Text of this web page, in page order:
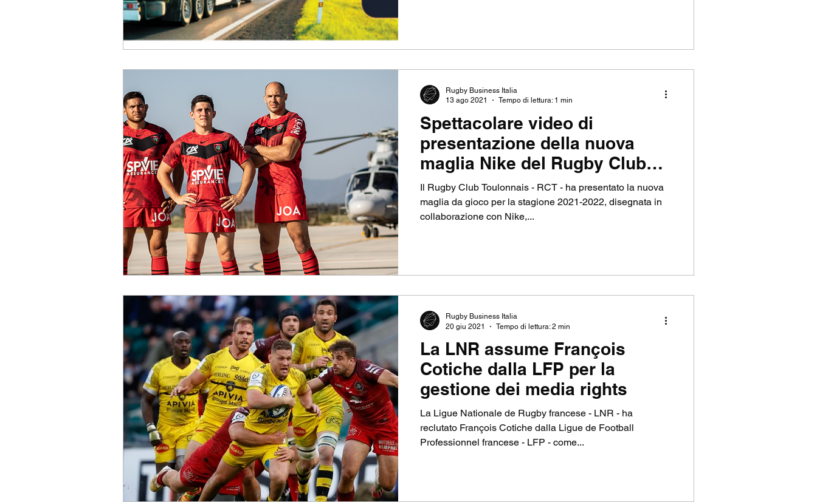
Spettacolare video di
presentazione della nuova
maglia Nike del Rugby Club
Toulonnais
Il Rugby Club Toulonnais - RCT - ha presentato la nuova
maglia da gioco per la stagione 2021-2022, disegnata in
collaborazione con Nike,...
Rugby Business Italia
13 ago 2021
Tempo di lettura: 1 min
La LNR assume François
Cotiche dalla LFP per la
gestione dei media rights
La Ligue Nationale de Rugby francese - LNR - ha
reclutato François Cotiche dalla Ligue de Football
Professionnel francese - LFP - come...
Rugby Business Italia
20 giu 2021
Tempo di lettura: 2 min